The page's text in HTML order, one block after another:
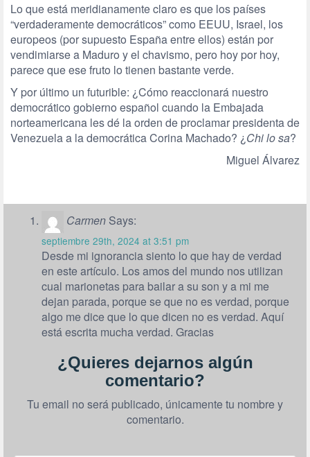
Lo que está meridianamente claro es que los países
“verdaderamente democráticos” como EEUU, Israel, los
europeos (por supuesto España entre ellos) están por
vendimiarse a Maduro y el chavismo, pero hoy por hoy,
parece que ese fruto lo tienen bastante verde.
Y por último un futurible: ¿Cómo reaccionará nuestro
democrático gobierno español cuando la Embajada
norteamericana les dé la orden de proclamar presidenta de
Venezuela a la democrática Corina Machado? ¿Chi lo sa?
Miguel Álvarez
Carmen Says:
septiembre 29th, 2024 at 3:51 pm
Desde mi ignorancia siento lo que hay de verdad
en este artículo. Los amos del mundo nos utilizan
cual marionetas para bailar a su son y a mi me
dejan parada, porque se que no es verdad, porque
algo me dice que lo que dicen no es verdad. Aquí
está escrita mucha verdad. Gracias
¿Quieres dejarnos algún
comentario?
Tu email no será publicado, únicamente tu nombre y
comentario.